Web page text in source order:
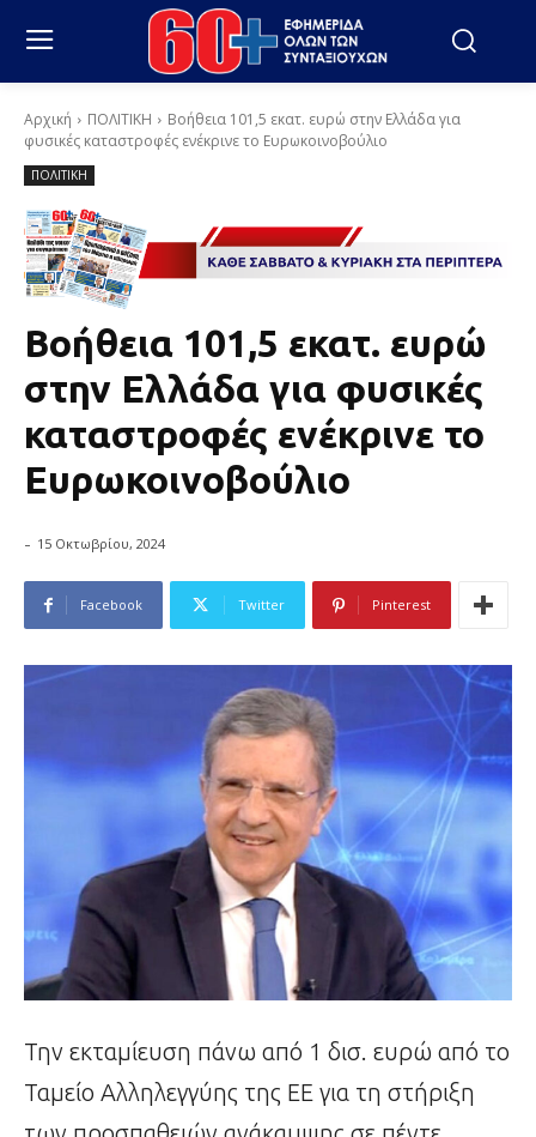
Αρχική ΠΟΛΙΤΙΚΗ
Βοήθεια 101,5 εκατ. ευρώ στην Ελλάδα για
φυσικές καταστροφές ενέκρινε το Ευρωκοινοβούλιο
ΠΟΛΙΤΙΚΗ
Βοήθεια 101,5 εκατ. ευρώ
στην Ελλάδα για φυσικές
καταστροφές ενέκρινε το
Ευρωκοινοβούλιο
- 15 Οκτωβρίου, 2024
Facebook Twitter Pinterest
Την εκταμίευση πάνω από 1 δισ. ευρώ από το
Ταμείο Αλληλεγγύης της ΕΕ για τη στήριξη